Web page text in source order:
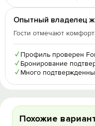
Опытный владелец
Гости отмечают
✓ Профиль проверен
✓ Бронирование
✓ Много
Похожие